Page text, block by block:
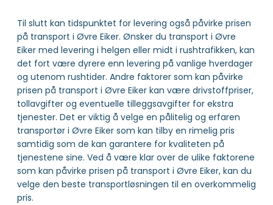
Til slutt kan tidspunktet for levering også påvirke prisen
på transport i Øvre Eiker. Ønsker du transport i Øvre
Eiker med levering i helgen eller midt i rushtrafikken, kan
det fort være dyrere enn levering på vanlige hverdager
og utenom rushtider. Andre faktorer som kan påvirke
prisen på transport i Øvre Eiker kan være drivstoffpriser,
tollavgifter og eventuelle tilleggsavgifter for ekstra
tjenester. Det er viktig å velge en pålitelig og erfaren
transportør i Øvre Eiker som kan tilby en rimelig pris
samtidig som de kan garantere for kvaliteten på
tjenestene sine. Ved å være klar over de ulike faktorene
som kan påvirke prisen på transport i Øvre Eiker, kan du
velge den beste transportløsningen til en overkommelig
pris.